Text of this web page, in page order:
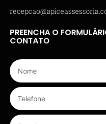
PREENCHA O
CONTATO